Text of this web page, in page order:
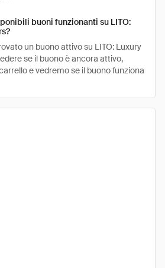
buoni funzionanti su LITO:
un buono attivo su LITO: Luxury
se il buono è ancora attivo,
e vedremo se il buono funziona